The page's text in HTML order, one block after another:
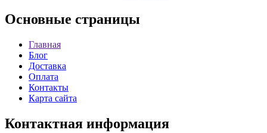
Основные страницы
Главная
Блог
Доставка
Оплата
Контакты
Карта сайта
Контактная информация